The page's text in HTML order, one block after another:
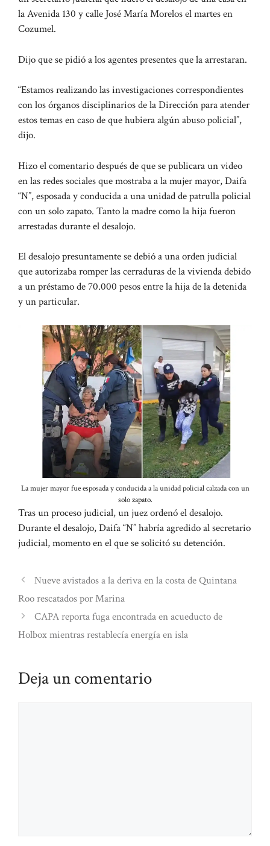
la Avenida 130 y calle José María Morelos el martes en
Cozumel.
Dijo que se pidió a los agentes presentes que la arrestaran.
“Estamos realizando las investigaciones correspondientes
con los órganos disciplinarios de la Dirección para atender
estos temas en caso de que hubiera algún abuso policial”,
dijo.
Hizo el comentario después de que se publicara un video
en las redes sociales que mostraba a la mujer mayor, Daifa
“N”, esposada y conducida a una unidad de patrulla policial
con un solo zapato. Tanto la madre como la hija fueron
arrestadas durante el desalojo.
El desalojo presuntamente se debió a una orden judicial
que autorizaba romper las cerraduras de la vivienda debido
a un préstamo de 70.000 pesos entre la hija de la detenida
y un particular.
La mujer mayor fue esposada y conducida a la unidad policial calzada con un
solo zapato.
Tras un proceso judicial, un juez ordenó el desalojo.
Durante el desalojo, Daifa “N” habría agredido al secretario
judicial, momento en el que se solicitó su detención.
Nueve avistados a la deriva en la costa de Quintana
Roo rescatados por Marina
CAPA reporta fuga encontrada en acueducto de
Holbox mientras restablecía energía en isla
Deja un comentario